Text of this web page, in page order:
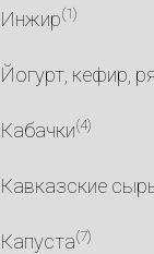
Инжир(1)
Йогурт, кефир,
Кабачки(4)
Кавказские
Капуста(7)